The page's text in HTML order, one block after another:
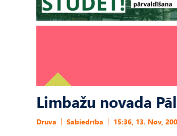
Limbažu novada
Druva Sabiedrība 15:36, 13. Nov,